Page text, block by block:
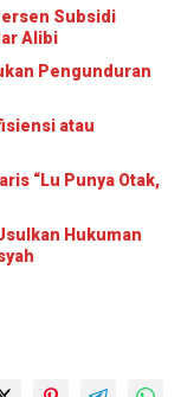
Subsidi
Alibi
Pengunduran
atau
“Lu Punya Otak,
Hukuman